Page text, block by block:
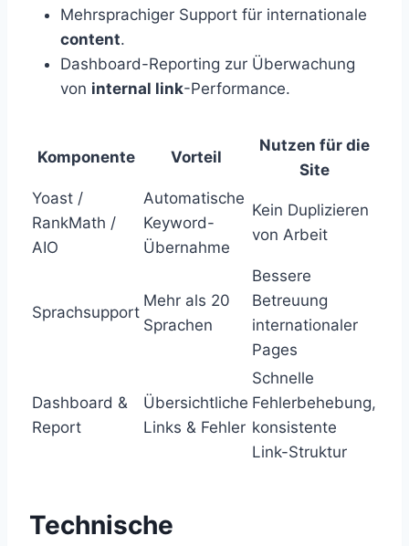
Mehrsprachiger Support für internationale
content.
Dashboard-Reporting zur Überwachung
von internal link-Performance.
Komponente Vorteil
Nutzen für die
Site
Yoast /
RankMath /
AIO
Automatische
Keyword-
Übernahme
Kein Duplizieren
von Arbeit
Sprachsupport
Mehr als 20
Sprachen
Bessere
Betreuung
internationaler
Pages
Dashboard &
Report
Übersichtliche
Links & Fehler
Schnelle
Fehlerbehebung,
konsistente
Link-Struktur
Technische